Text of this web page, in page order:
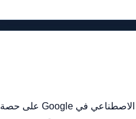
استحوذ قسم DeepMind الذي يركز على الذكاء الاصطناعي في Google على حصة